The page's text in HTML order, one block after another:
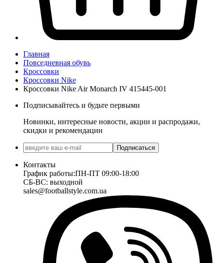
Главная
Повседневная обувь
Кроссовки
Кроссовки Nike
Кроссовки Nike Air Monarch IV 415445-001
Подписывайтесь и будьте первыми
Новинки, интересные новости, акции и распродажи,
скидки и рекомендации
Подписаться
Контакты
График работы:ПН-ПТ 09:00-18:00
СБ-ВС: выходной
sales@footballstyle.com.ua